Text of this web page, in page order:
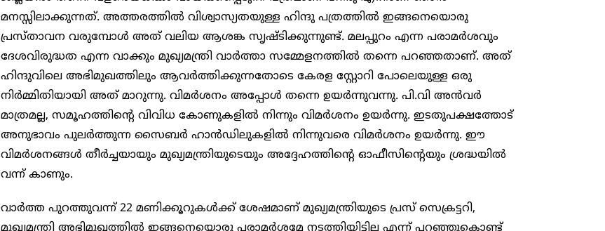
മനസ്സിലാക്കുന്നത്. അത്തരത്തിൽ വിശ്വാസ്യതയുള്ള ഹിന്ദു പത്രത്തിൽ ഇങ്ങനെയൊരു
പ്രസ്താവന വരുമ്പോൾ അത് വലിയ ആശങ്ക സൃഷ്ടിക്കുന്നുണ്ട്. മലപ്പുറം എന്ന പരാമർശവും
ദേശവിരുദ്ധത എന്ന വാക്കും മുഖ്യമന്ത്രി വാർത്താ സമ്മേളനത്തിൽ തന്നെ പറഞ്ഞതാണ്. അത്
ഹിന്ദുവിലെ അഭിമുഖത്തിലും ആവർത്തിക്കുന്നതോടെ കേരള സ്റ്റോറി പോലെയുള്ള ഒരു
നിർമ്മിതിയായി അത് മാറുന്നു. വിമർശനം അപ്പോൾ തന്നെ ഉയർന്നുവന്നു. പി.വി അൻവർ
മാത്രമല്ല, സമൂഹത്തിന്റെ വിവിധ കോണുകളിൽ നിന്നും വിമർശനം ഉയർന്നു. ഇടതുപക്ഷത്തോട്
അനുഭാവം പുലർത്തുന്ന സൈബർ ഹാൻഡിലുകളിൽ നിന്നുവരെ വിമർശനം ഉയർന്നു. ഈ
വിമർശനങ്ങൾ തീർച്ചയായും മുഖ്യമന്ത്രിയുടെയും അദ്ദേഹത്തിന്റെ ഓഫീസിന്റെയും ശ്രദ്ധയിൽ
വന്ന് കാണും.
വാർത്ത പുറത്തുവന്ന് 22 മണിക്കൂറുകൾക്ക് ശേഷമാണ് മുഖ്യമന്ത്രിയുടെ പ്രസ് സെക്രട്ടറി,
മുഖ്യമന്ത്രി അഭിമുഖത്തിൽ ഇങ്ങനെയൊരു പരാമർശമേ നടത്തിയിട്ടില്ല എന്ന് പറഞ്ഞുകൊണ്ട്